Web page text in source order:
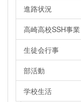
進路状況
高崎高校SSH事業
生徒会行事
部活動
学校生活